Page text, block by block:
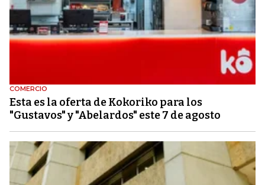
COMERCIO
Esta es la oferta de Kokoriko para los
"Gustavos" y "Abelardos" este 7 de agosto